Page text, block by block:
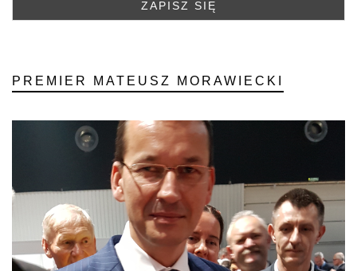
PREMIER MATEUSZ MORAWIECKI